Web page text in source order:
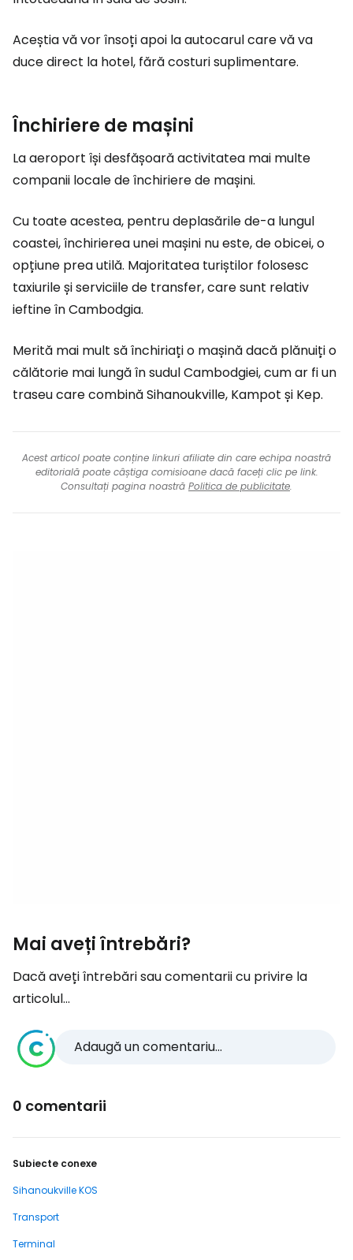
Aceștia vă vor însoți apoi la autocarul care vă va
duce direct la hotel, fără costuri suplimentare.
Închiriere de mașini
La aeroport își desfășoară activitatea mai multe
companii locale de închiriere de mașini.
Cu toate acestea, pentru deplasările de-a lungul
coastei, închirierea unei mașini nu este, de obicei, o
opțiune prea utilă. Majoritatea turiștilor folosesc
taxiurile și serviciile de transfer, care sunt relativ
ieftine în Cambodgia.
Merită mai mult să închiriați o mașină dacă plănuiți o
călătorie mai lungă în sudul Cambodgiei, cum ar fi un
traseu care combină Sihanoukville, Kampot și Kep.
Acest articol poate conține linkuri afiliate din care echipa noastră
editorială poate câștiga comisioane dacă faceți clic pe link.
Consultați pagina noastră Politica de publicitate.
Mai aveți întrebări?
Dacă aveți întrebări sau comentarii cu privire la
articolul...
Adaugă un comentariu...
0 comentarii
Subiecte conexe
Sihanoukville KOS
Transport
Terminal